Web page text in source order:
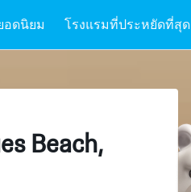
อดนิยม โรงแรมที่ประหยัดที่สุด
Beach,